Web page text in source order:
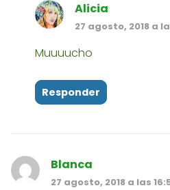
Alicia
27 agosto, 2018 a
Muuuucho
Responder
Blanca
27 agosto, 2018 a las